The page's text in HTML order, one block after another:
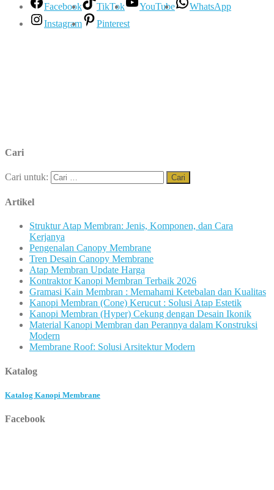
Facebook TikTok YouTube
WhatsApp
Instagram
Pinterest
Cari
Cari untuk:
Artikel
Struktur Atap Membran: Jenis, Komponen, dan Cara
Kerjanya
Pengenalan Canopy Membrane
Tren Desain Canopy Membrane
Atap Membran Update Harga
Kontraktor Kanopi Membran Terbaik 2026
Gramasi Kain Membran : Memahami Ketebalan dan Kualitas
Kanopi Membran (Cone) Kerucut : Solusi Atap Estetik
Kanopi Membran (Hyper) Cekung dengan Desain Ikonik
Material Kanopi Membran dan Perannya dalam Konstruksi
Modern
Membrane Roof: Solusi Arsitektur Modern
Katalog
Katalog Kanopi Membrane
Facebook